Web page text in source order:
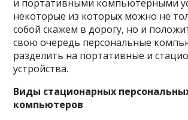
и портативными компьютерными
некоторые из которых можно не
собой скажем в дорогу, но и
свою очередь персональные
разделить на портативные и
устройства.
Виды стационарных
компьютеров